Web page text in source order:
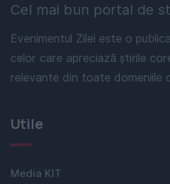
Cel mai bun portal de
Evenimentul Zilei este o
celor care apreciază știrile
relevante din toate domeniile
Utile
Media KIT